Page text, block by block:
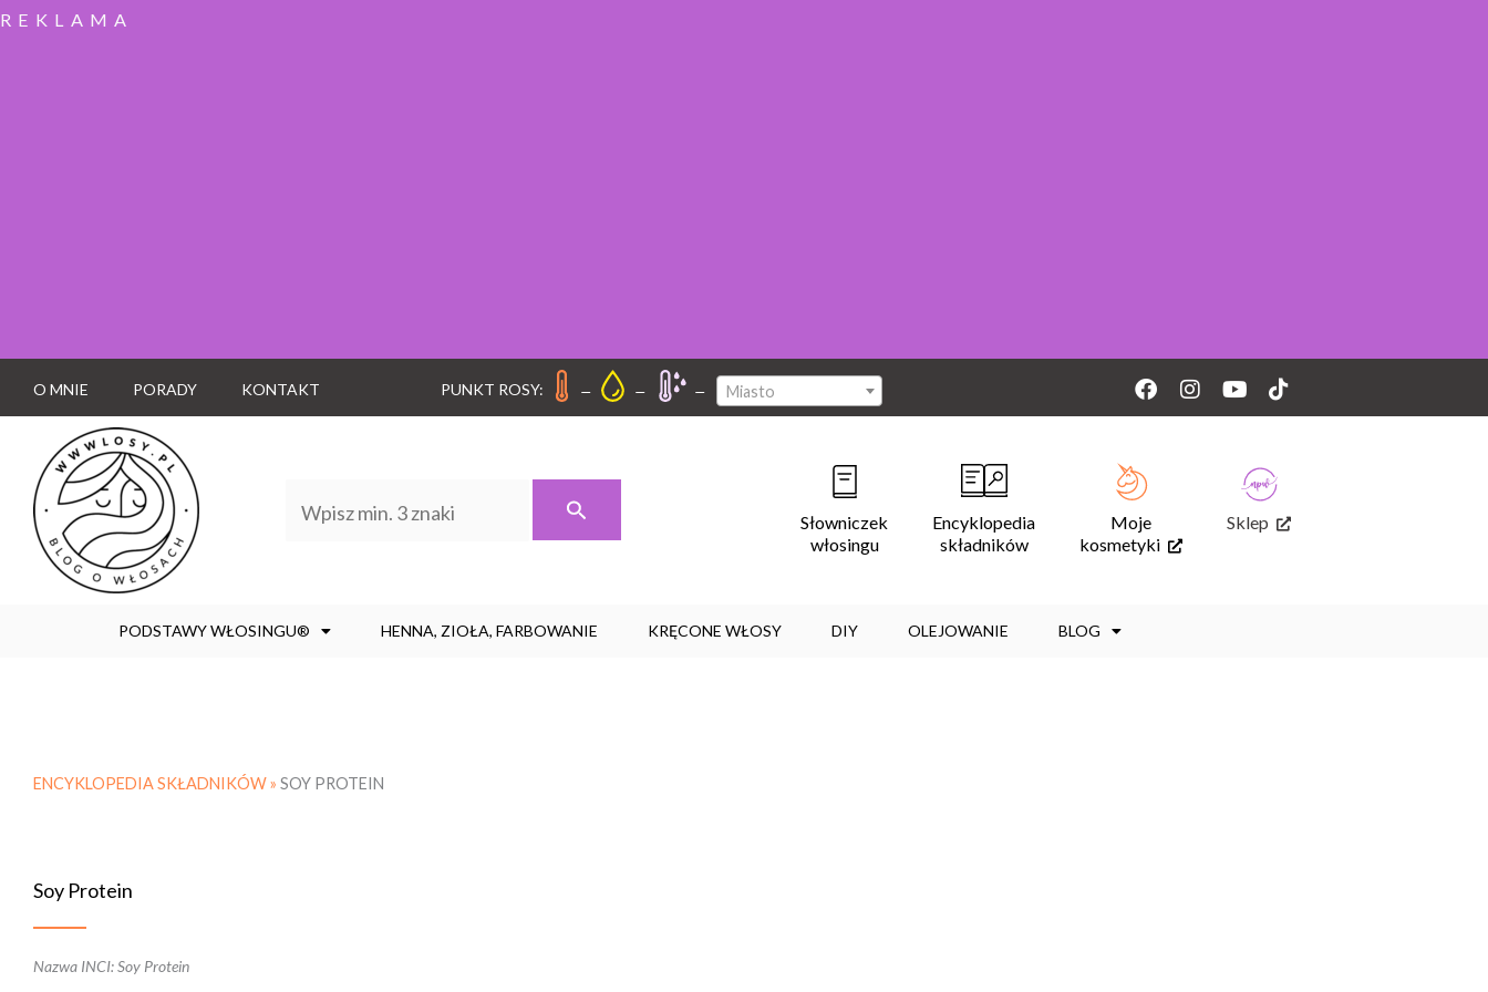
REKLAMA
O MNIE PORADY KONTAKT PUNKT ROSY: – – – Miasto Facebook
Instagram
YoutubeTiktok
Słowniczek
włosingu
Encyklopedia
składników
Moje
kosmetyki
Sklep
PODSTAWY WŁOSINGU® HENNA, ZIOŁA, FARBOWANIE KRĘCONE WŁOSY DIY OLEJOWANIE BLOG
ENCYKLOPEDIA SKŁADNIKÓW » SOY PROTEIN
Soy Protein
Nazwa INCI: Soy Protein